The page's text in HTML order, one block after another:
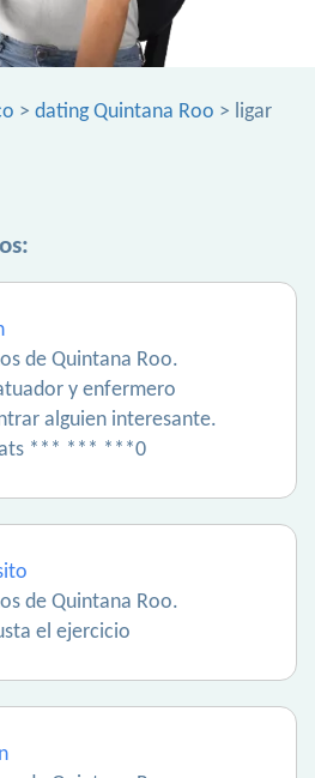
> dating Quintana Roo > ligar
de Quintana Roo.
y enfermero
alguien interesante.
*** *** ***0
de Quintana Roo.
el ejercicio